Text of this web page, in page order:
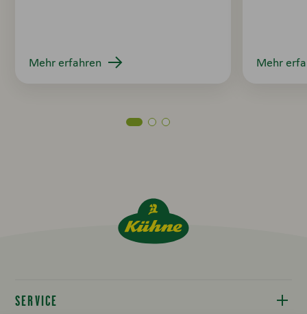
Mehr erfahren Mehr
SERVICE